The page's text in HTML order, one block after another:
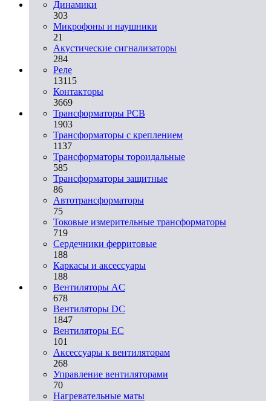
Динамики
303
Микрофоны и наушники
21
Акустические сигнализаторы
284
Реле
13115
Контакторы
3669
Трансформаторы PCB
1903
Трансформаторы с креплением
1137
Трансформаторы тороидальные
585
Трансформаторы защитные
86
Автотрансформаторы
75
Токовые измерительные трансформаторы
719
Сердечники ферритовые
188
Каркасы и аксессуары
188
Вентиляторы AC
678
Вентиляторы DC
1847
Вентиляторы EC
101
Аксессуары к вентиляторам
268
Управление вентиляторами
70
Нагревательные маты